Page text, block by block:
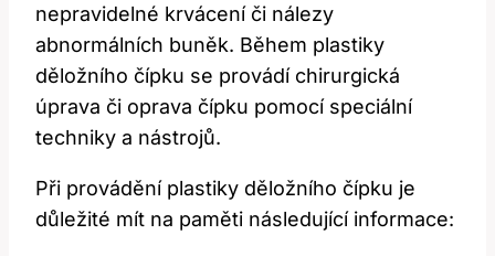
nepravidelné krvácení či nálezy
abnormálních buněk. Během plastiky
děložního čípku se provádí chirurgická
úprava či oprava čípku pomocí speciální
techniky a nástrojů.
Při provádění plastiky děložního čípku je
důležité mít na paměti následující informace: